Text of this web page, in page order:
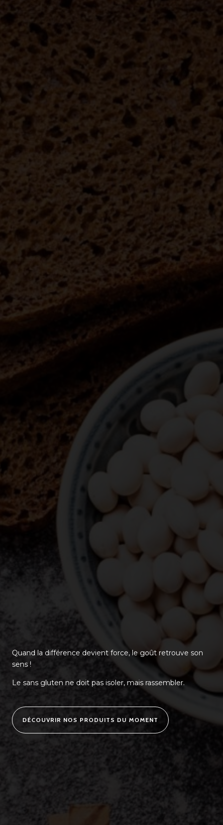
Quand la différence devient force, le goût retrouve son
sens !
Le sans gluten ne doit pas isoler, mais rassembler.
DÉCOUVRIR NOS PRODUITS DU MOMENT